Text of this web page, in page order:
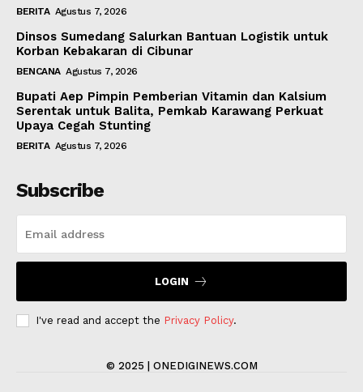
BERITA Agustus 7, 2026
Dinsos Sumedang Salurkan Bantuan Logistik untuk
Korban Kebakaran di Cibunar
BENCANA Agustus 7, 2026
Bupati Aep Pimpin Pemberian Vitamin dan Kalsium
Serentak untuk Balita, Pemkab Karawang Perkuat
Upaya Cegah Stunting
BERITA Agustus 7, 2026
Subscribe
LOGIN
I've read and accept the Privacy Policy.
© 2025 | ONEDIGINEWS.COM